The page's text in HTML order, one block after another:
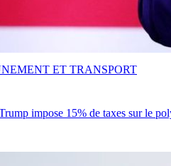
impose 15% de taxes sur le
ET TRANSPORT